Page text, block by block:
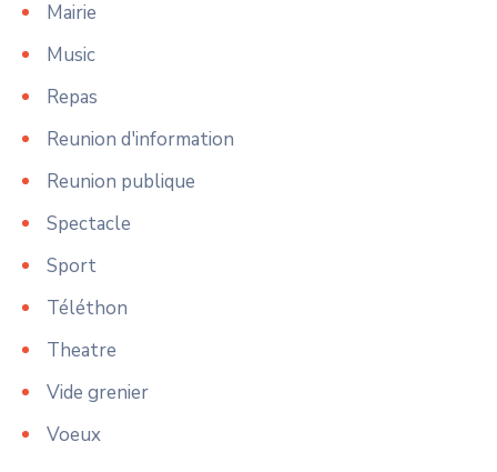
Mairie
Music
Repas
Reunion d'information
Reunion publique
Spectacle
Sport
Téléthon
Theatre
Vide grenier
Voeux